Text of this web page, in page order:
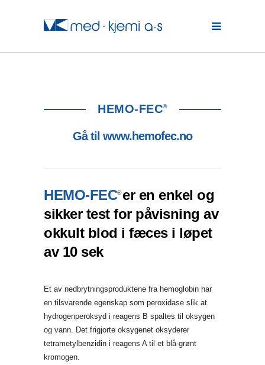
HEMO-FEC®
Gå til www.hemofec.no
HEMO-FEC®er en enkel og
sikker test for påvisning av
okkult blod i fæces i løpet
av 10 sek
Et av nedbrytningsproduktene fra hemoglobin har
en tilsvarende egenskap som peroxidase slik at
hydrogenperoksyd i reagens B spaltes til oksygen
og vann. Det frigjorte oksygenet oksyderer
tetrametylbenzidin i reagens A til et blå-grønt
kromogen.